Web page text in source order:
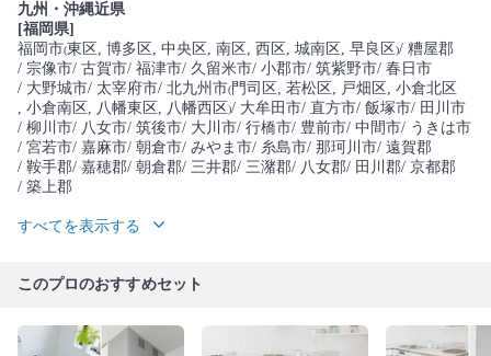
九州・沖縄近県
[福岡県]
福岡市(東区 , 博多区 , 中央区 , 南区 , 西区 , 城南区 , 早良区)/ 糟屋郡
/ 宗像市/ 古賀市/ 福津市/ 久留米市/ 小郡市/ 筑紫野市/ 春日市
/ 大野城市/ 太宰府市/ 北九州市(門司区 , 若松区 , 戸畑区 , 小倉北区
, 小倉南区 , 八幡東区 , 八幡西区)/ 大牟田市/ 直方市/ 飯塚市/ 田川市
/ 柳川市/ 八女市/ 筑後市/ 大川市/ 行橋市/ 豊前市/ 中間市/ うきは市
/ 宮若市/ 嘉麻市/ 朝倉市/ みやま市/ 糸島市/ 那珂川市/ 遠賀郡
/ 鞍手郡/ 嘉穂郡/ 朝倉郡/ 三井郡/ 三潴郡/ 八女郡/ 田川郡/ 京都郡
/ 築上郡
すべてを表示する
このプロのおすすめセット